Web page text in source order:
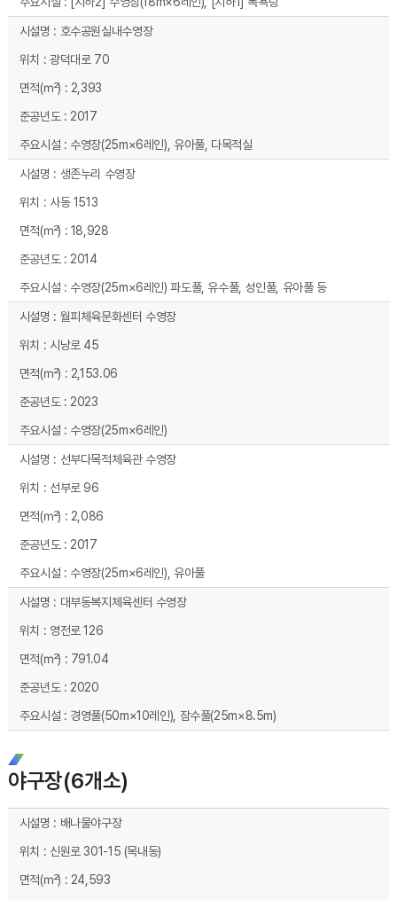
호수공원실내수영장
광덕대로 70
2,393
2017
수영장(25m×6레인), 유아풀, 다목적실
생존누리 수영장
사동 1513
18,928
2014
수영장(25m×6레인) 파도풀, 유수풀, 성인풀, 유아풀 등
월피체육문화센터 수영장
시낭로 45
2,153.06
2023
수영장(25m×6레인)
선부다목적체육관 수영장
선부로 96
2,086
2017
수영장(25m×6레인), 유아풀
대부동복지체육센터 수영장
영전로 126
791.04
2020
경영풀(50m×10레인), 잠수풀(25m×8.5m)
야구장(6개소)
배나물야구장
신원로 301-15 (목내동)
24,593